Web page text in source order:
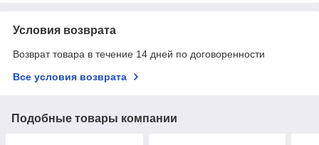
Условия возврата
Возврат товара в течение 14 дней по договоренности
Все условия возврата
Подобные товары компании